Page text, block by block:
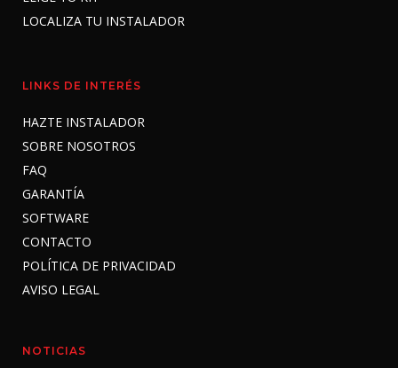
LOCALIZA TU INSTALADOR
LINKS DE INTERÉS
HAZTE INSTALADOR
SOBRE NOSOTROS
FAQ
GARANTÍA
SOFTWARE
CONTACTO
POLÍTICA DE PRIVACIDAD
AVISO LEGAL
NOTICIAS